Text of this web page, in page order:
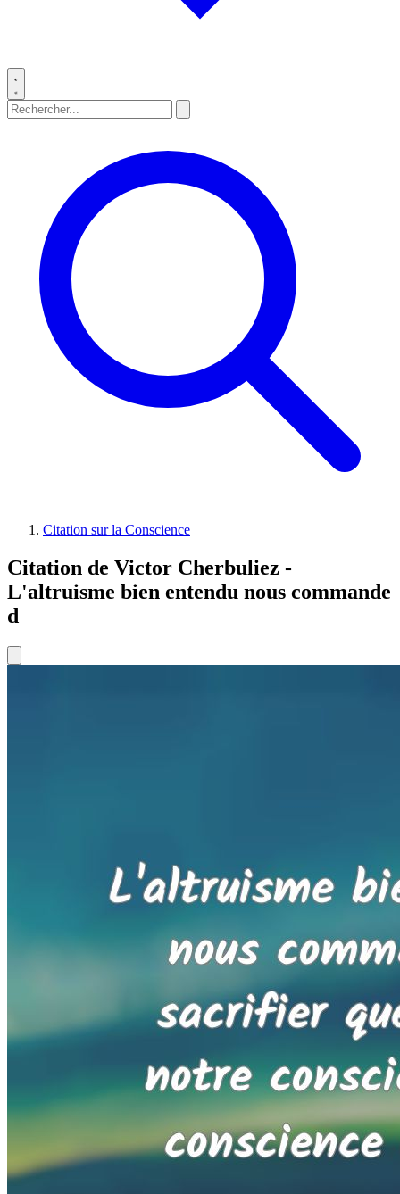
Citation sur la Conscience
Citation de Victor Cherbuliez -
L'altruisme bien entendu nous commande
d